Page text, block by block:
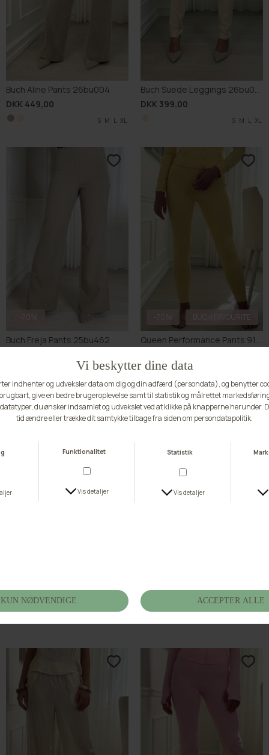
Buch Aline Pants 26bu004
DKK 449,00
S M L XL
S M L XL
Buch Suede Leggings 26bu020
DKK 399,00
S M L XL
Buch Freja Pants 25bu462
S
BUCH FAVOURITE
Queen Performance Pants 9157
Buch Livia Pants 26bu176
DKK 449,00
DKK 134,70
Buch Morena Pants 26bu164
DKK 449,00
DKK 134,70